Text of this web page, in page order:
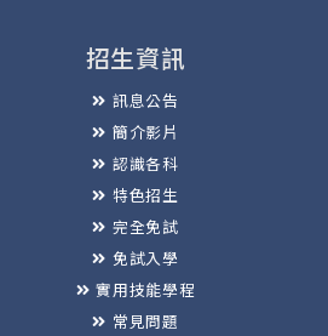
招生資訊
訊息公告
簡介影片
認識各科
特色招生
完全免試
免試入學
實用技能學程
常見問題